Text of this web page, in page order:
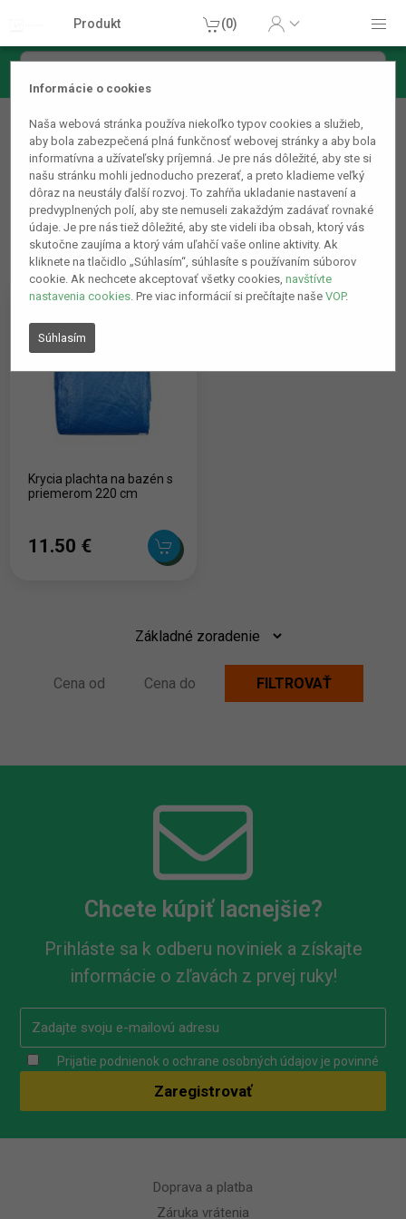
Informácie o cookies
Naša webová stránka používa niekoľko typov cookies a služieb,
aby bola zabezpečená plná funkčnosť webovej stránky a aby bola
informatívna a užívateľsky príjemná. Je pre nás dôležité, aby ste si
našu stránku mohli jednoducho prezerať, a preto kladieme veľký
dôraz na neustály ďalší rozvoj. To zahŕňa ukladanie nastavení a
predvyplnených polí, aby ste nemuseli zakaždým zadávať rovnaké
údaje. Je pre nás tiež dôležité, aby ste videli iba obsah, ktorý vás
skutočne zaujíma a ktorý vám uľahčí vaše online aktivity. Ak
kliknete na tlačidlo „Súhlasím“, súhlasíte s používaním súborov
cookie. Ak nechcete akceptovať všetky cookies,navštívte
nastavenia cookies. Pre viac informácií si prečítajte našeVOP.
Súhlasím
Produkt (0)
Letná ponuka
Krycia plachta na bazén s
priemerom 220 cm
11.50 ‎€
Chcete kúpiť lacnejšie?
Prihláste sa k odberu noviniek a získajte
informácie o zľavách z prvej ruky!
Prijatie podnienok o ochrane osobných údajov je povinné
Doprava a platba
Záruka vrátenia